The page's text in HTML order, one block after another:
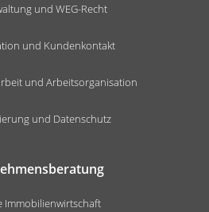
und WEG-Recht
und Kundenkontakt
und Arbeitsorganisation
und Datenschutz
Immobilienwirtschaft